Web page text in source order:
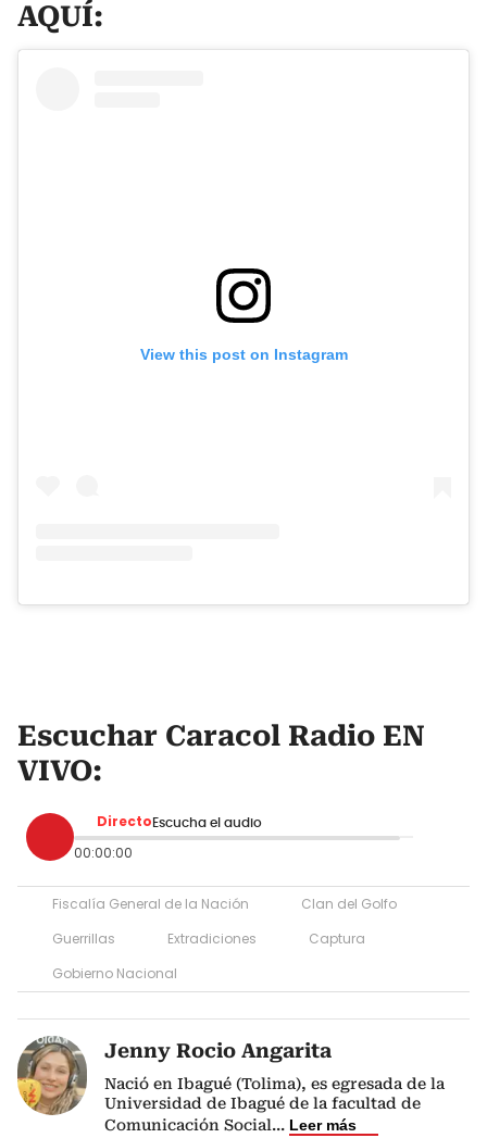
AQUÍ:
View this post on Instagram
Escuchar Caracol Radio EN
VIVO:
Directo Escucha el audio
00:00:00
Fiscalía General de la Nación
Clan del Golfo
Guerrillas
Extradiciones
Captura
Gobierno Nacional
Jenny Rocio Angarita
Nació en Ibagué (Tolima), es egresada de la
Universidad de Ibagué de la facultad de
Comunicación Social... Leer más